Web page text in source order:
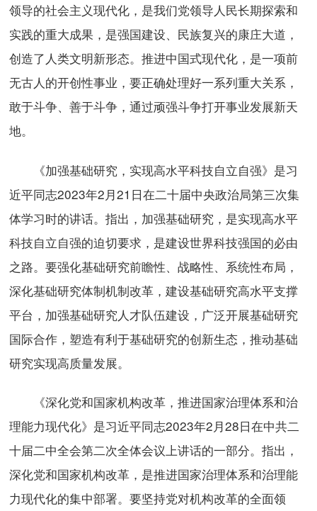
领导的社会主义现代化，是我们党领导人民长期探索和
实践的重大成果，是强国建设、民族复兴的康庄大道，
创造了人类文明新形态。推进中国式现代化，是一项前
无古人的开创性事业，要正确处理好一系列重大关系，
敢于斗争、善于斗争，通过顽强斗争打开事业发展新天
地。
《加强基础研究，实现高水平科技自立自强》是习
近平同志2023年2月21日在二十届中央政治局第三次集
体学习时的讲话。指出，加强基础研究，是实现高水平
科技自立自强的迫切要求，是建设世界科技强国的必由
之路。要强化基础研究前瞻性、战略性、系统性布局，
深化基础研究体制机制改革，建设基础研究高水平支撑
平台，加强基础研究人才队伍建设，广泛开展基础研究
国际合作，塑造有利于基础研究的创新生态，推动基础
研究实现高质量发展。
《深化党和国家机构改革，推进国家治理体系和治
理能力现代化》是习近平同志2023年2月28日在中共二
十届二中全会第二次全体会议上讲话的一部分。指出，
深化党和国家机构改革，是推进国家治理体系和治理能
力现代化的集中部署。要坚持党对机构改革的全面领